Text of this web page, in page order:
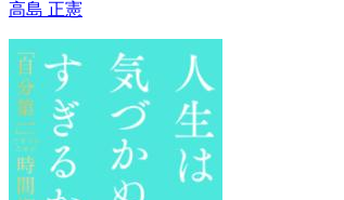
高島 正憲